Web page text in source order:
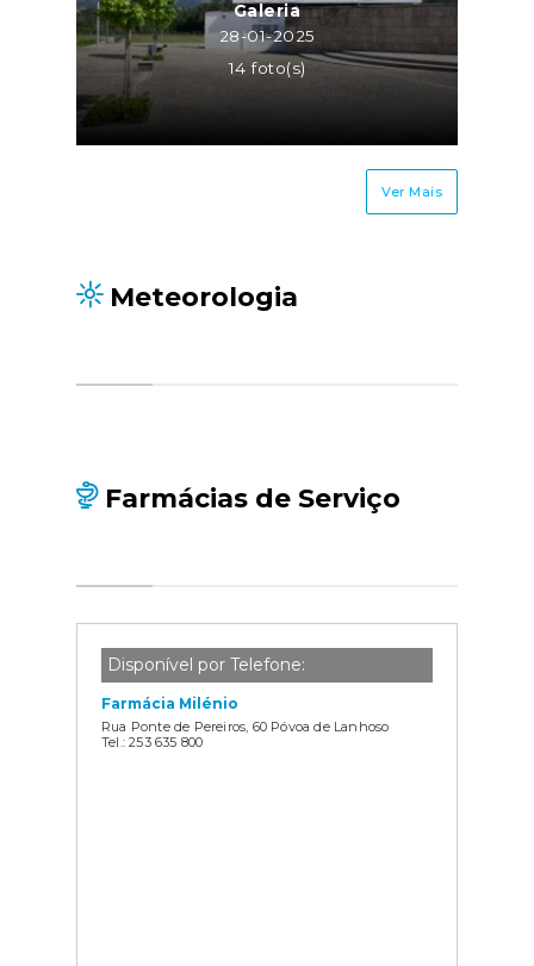
Galeria
28-01-2025
14 foto(s)
Ver Mais
Meteorologia
Farmácias de Serviço
Disponível por Telefone:
Farmácia Milénio
Rua Ponte de Pereiros, 60 Póvoa de Lanhoso
Tel.: 253 635 800